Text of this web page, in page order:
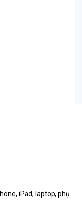
iPad, laptop, phụ